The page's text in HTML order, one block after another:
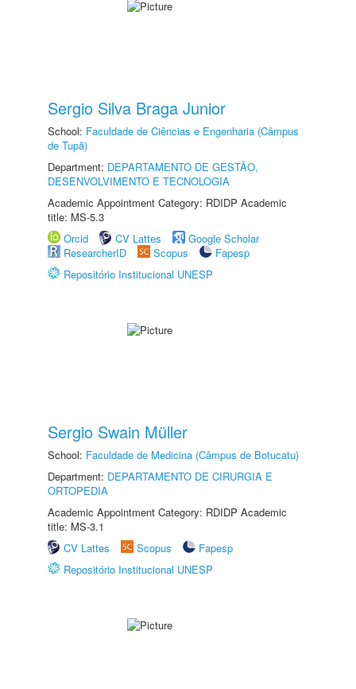
Sergio Silva Braga Junior
School: Faculdade de Ciências e Engenharia (Câmpus
de Tupã)
Department: DEPARTAMENTO DE GESTÃO,
DESENVOLVIMENTO E TECNOLOGIA
Academic Appointment Category: RDIDP Academic
title: MS-5.3
Orcid
CV Lattes
Google Scholar
ResearcherID
Scopus
Fapesp
Repositório Institucional UNESP
Sergio Swain Müller
School: Faculdade de Medicina (Câmpus de Botucatu)
Department: DEPARTAMENTO DE CIRURGIA E
ORTOPEDIA
Academic Appointment Category: RDIDP Academic
title: MS-3.1
CV Lattes
Scopus
Fapesp
Repositório Institucional UNESP